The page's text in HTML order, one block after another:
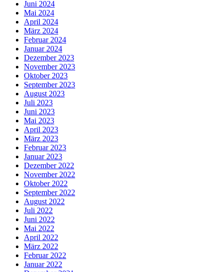
Juni 2024
Mai 2024
April 2024
März 2024
Februar 2024
Januar 2024
Dezember 2023
November 2023
Oktober 2023
September 2023
August 2023
Juli 2023
Juni 2023
Mai 2023
April 2023
März 2023
Februar 2023
Januar 2023
Dezember 2022
November 2022
Oktober 2022
September 2022
August 2022
Juli 2022
Juni 2022
Mai 2022
April 2022
März 2022
Februar 2022
Januar 2022